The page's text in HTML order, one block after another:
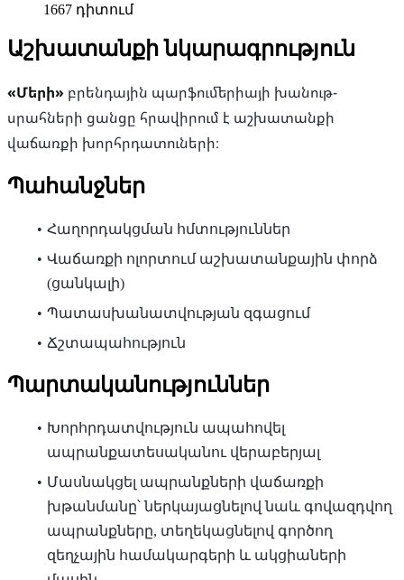
1667 դիտում
Աշխատանքի նկարագրություն
«Մերի» բրենդային պարֆումերիայի խանութ-
սրահների ցանցը հրավիրում է աշխատանքի
վաճառքի խորհրդատուների։
Պահանջներ
Հաղորդակցման հմտություններ
Վաճառքի ոլորտում աշխատանքային փորձ
(ցանկալի)
Պատասխանատվության զգացում
Ճշտապահություն
Պարտականություններ
Խորհրդատվություն ապահովել
ապրանքատեսականու վերաբերյալ
Մասնակցել ապրանքների վաճառքի
խթանմանը՝ ներկայացնելով նաև գովազդվող
ապրանքները, տեղեկացնելով գործող
զեղչային համակարգերի և ակցիաների